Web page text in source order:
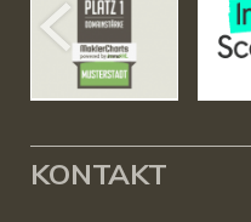
KONTAKT